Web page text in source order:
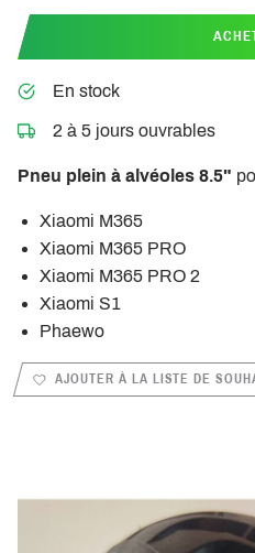
En stock
2 à 5 jours ouvrables
Pneu plein à alvéoles 8.5"
Xiaomi M365
Xiaomi M365 PRO
Xiaomi M365 PRO 2
Xiaomi S1
Phaewo
AJOUTER À LA LISTE DE